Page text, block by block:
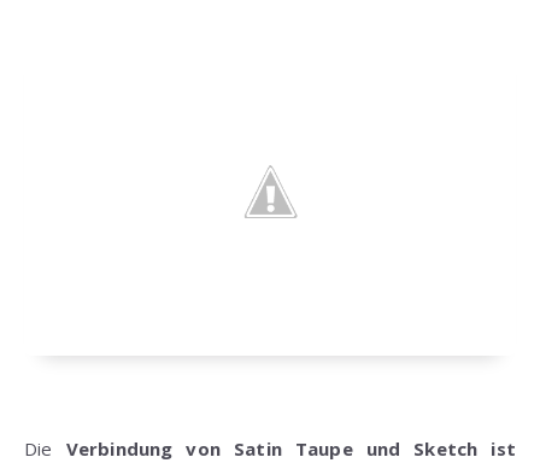
Die Verbindung von Satin Taupe und Sketch ist